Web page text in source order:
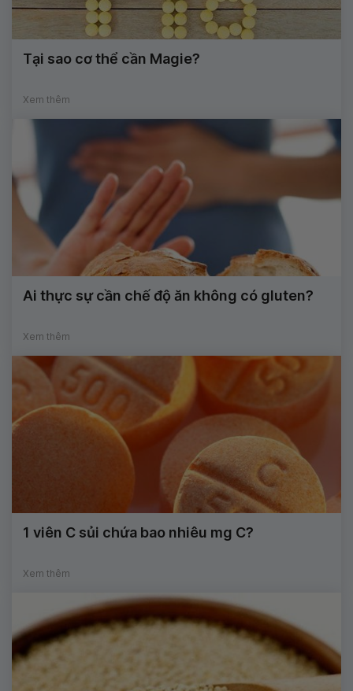
Tại sao cơ thể cần Magie?
Xem thêm
Ai thực sự cần chế độ ăn không có gluten?
Xem thêm
1 viên C sủi chứa bao nhiêu mg C?
Xem thêm